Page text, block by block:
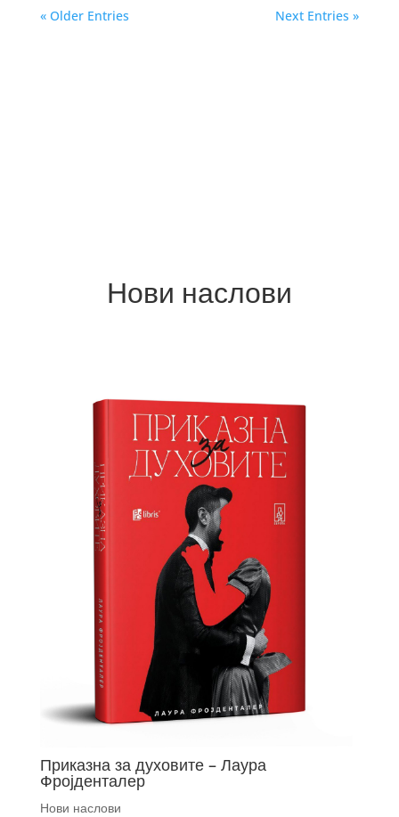
« Older Entries Next Entries »
Нови наслови
Приказна за духовите – Лаура
Фројденталер
Нови наслови